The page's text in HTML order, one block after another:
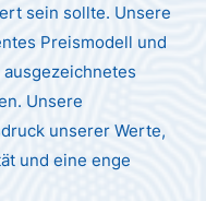
sein sollte. Unsere
Preismodell und
Unsere
unserer Werte,
und eine enge